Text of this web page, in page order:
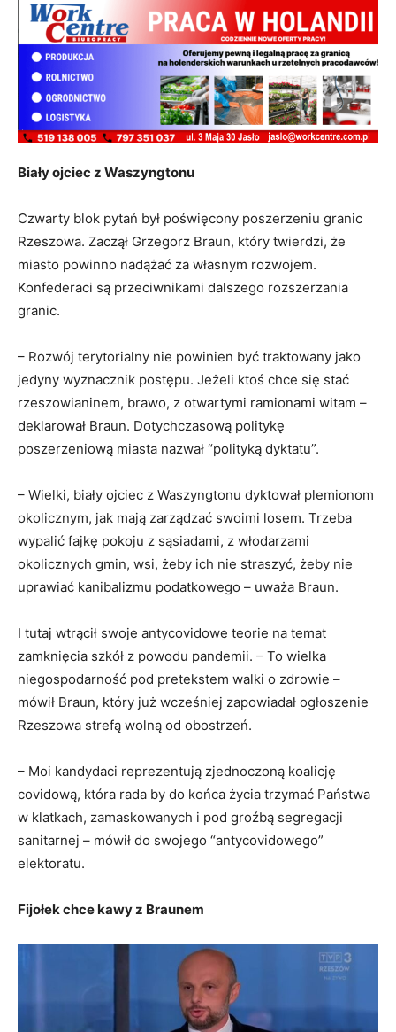
Biały ojciec z Waszyngtonu
Czwarty blok pytań był poświęcony poszerzeniu granic
Rzeszowa. Zaczął Grzegorz Braun, który twierdzi, że
miasto powinno nadążać za własnym rozwojem.
Konfederaci są przeciwnikami dalszego rozszerzania
granic.
– Rozwój terytorialny nie powinien być traktowany jako
jedyny wyznacznik postępu. Jeżeli ktoś chce się stać
rzeszowianinem, brawo, z otwartymi ramionami witam –
deklarował Braun. Dotychczasową politykę
poszerzeniową miasta nazwał “polityką dyktatu”.
– Wielki, biały ojciec z Waszyngtonu dyktował plemionom
okolicznym, jak mają zarządzać swoimi losem. Trzeba
wypalić fajkę pokoju z sąsiadami, z włodarzami
okolicznych gmin, wsi, żeby ich nie straszyć, żeby nie
uprawiać kanibalizmu podatkowego – uważa Braun.
I tutaj wtrącił swoje antycovidowe teorie na temat
zamknięcia szkół z powodu pandemii. – To wielka
niegospodarność pod pretekstem walki o zdrowie –
mówił Braun, który już wcześniej zapowiadał ogłoszenie
Rzeszowa strefą wolną od obostrzeń.
– Moi kandydaci reprezentują zjednoczoną koalicję
covidową, która rada by do końca życia trzymać Państwa
w klatkach, zamaskowanych i pod groźbą segregacji
sanitarnej – mówił do swojego “antycovidowego”
elektoratu.
Fijołek chce kawy z Braunem